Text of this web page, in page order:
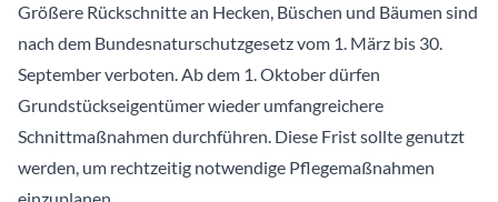
Größere Rückschnitte an Hecken, Büschen und Bäumen sind
nach dem Bundesnaturschutzgesetz vom 1. März bis 30.
September verboten. Ab dem 1. Oktober dürfen
Grundstückseigentümer wieder umfangreichere
Schnittmaßnahmen durchführen. Diese Frist sollte genutzt
werden, um rechtzeitig notwendige Pflegemaßnahmen